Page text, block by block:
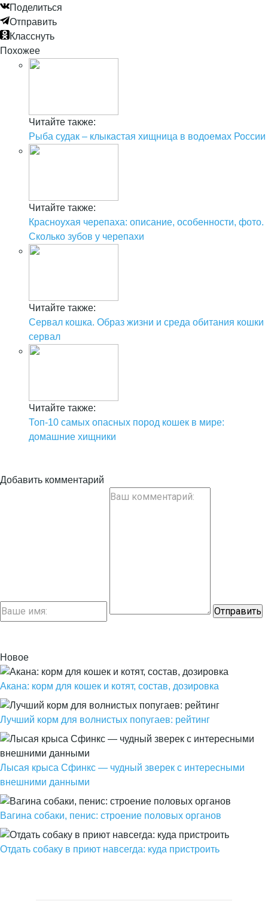
Поделиться
Отправить
Класснуть
Похожее
Читайте также:
Рыба судак – клыкастая хищница в водоемах России
Читайте также:
Красноухая черепаха: описание, особенности, фото.
Сколько зубов у черепахи
Читайте также:
Сервал кошка. Образ жизни и среда обитания кошки
сервал
Читайте также:
Топ-10 самых опасных пород кошек в мире:
домашние хищники
Добавить комментарий
Новое
Акана: корм для кошек и котят, состав, дозировка
Лучший корм для волнистых попугаев: рейтинг
Лысая крыса Сфинкс — чудный зверек с интересными
внешними данными
Вагина собаки, пенис: строение половых органов
Отдать собаку в приют навсегда: куда пристроить